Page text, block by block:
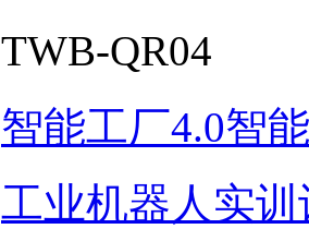
TWB-QR04
智能工厂4.0智
工业机器人实训